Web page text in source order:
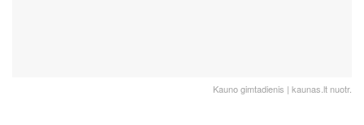
Kauno gimtadienis | kaunas.lt nuotr.